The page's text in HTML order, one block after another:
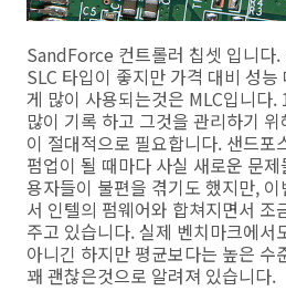
SandForce 컨트롤러 칩셋 입니다.
SLC 타입이 좋지만 가격 대비 성
게 많이 사용되는것은 MLC입니다.
많이 기록 하고 그것을 관리하기
이 절대적으로 필요합니다. 샌드포
펌업이 될 때마다 사실 새로운 문
용자들이 불편을 겪기도 했지만,
서 인텔의 펌웨어와 합쳐지면서 조
주고 있습니다. 실제 벤치마크에서
아니긴 하지만 평균보다는 높은 수
꽤 괜찮은것으로 알려져 있습니다.